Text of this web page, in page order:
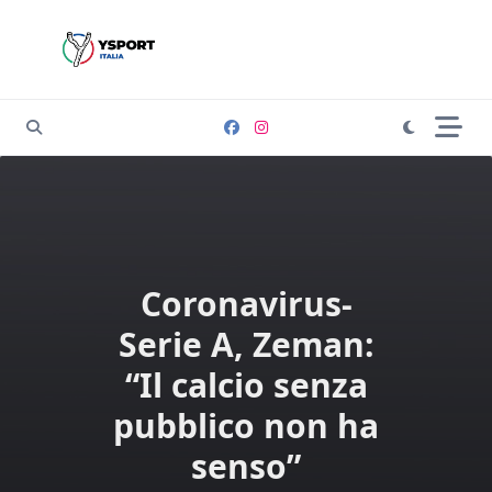
Coronavirus-
Serie A, Zeman:
“Il calcio senza
pubblico non ha
senso”